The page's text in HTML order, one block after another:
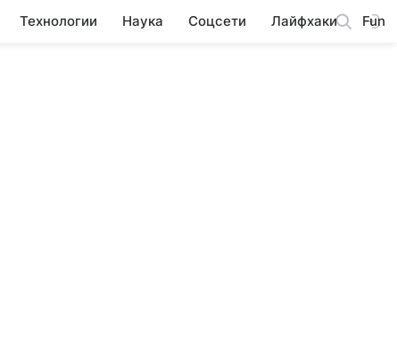
Технологии Наука Соцсети Лайфхаки Fun